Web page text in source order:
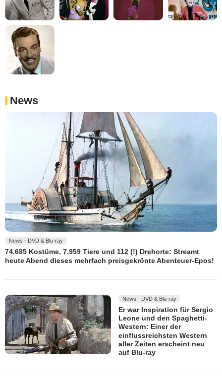
News
News - DVD & Blu-ray
74.685 Kostüme, 7.959 Tiere und 112 (!) Drehorte: Streamt
heute Abend dieses mehrfach preisgekrönte Abenteuer-Epos!
News - DVD & Blu-ray
Er war Inspiration für Sergio
Leone und den Spaghetti-
Western: Einer der
einflussreichsten Western
aller Zeiten erscheint neu
auf Blu-ray